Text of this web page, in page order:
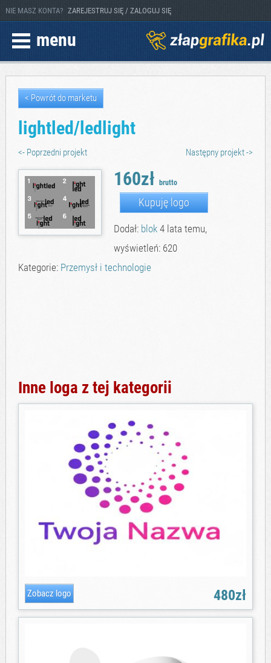
NIE MASZ KONTA? ZAREJESTRUJ SIĘ / ZALOGUJ SIĘ
menu
< Powrót do marketu
lightled/ledlight
<- Poprzedni projekt Następny projekt ->
160złbrutto
Kupuję logo
Dodał: blok 4 lata temu,
wyświetleń: 620
Kategorie: Przemysł i technologie
Inne loga z tej kategorii
480zł